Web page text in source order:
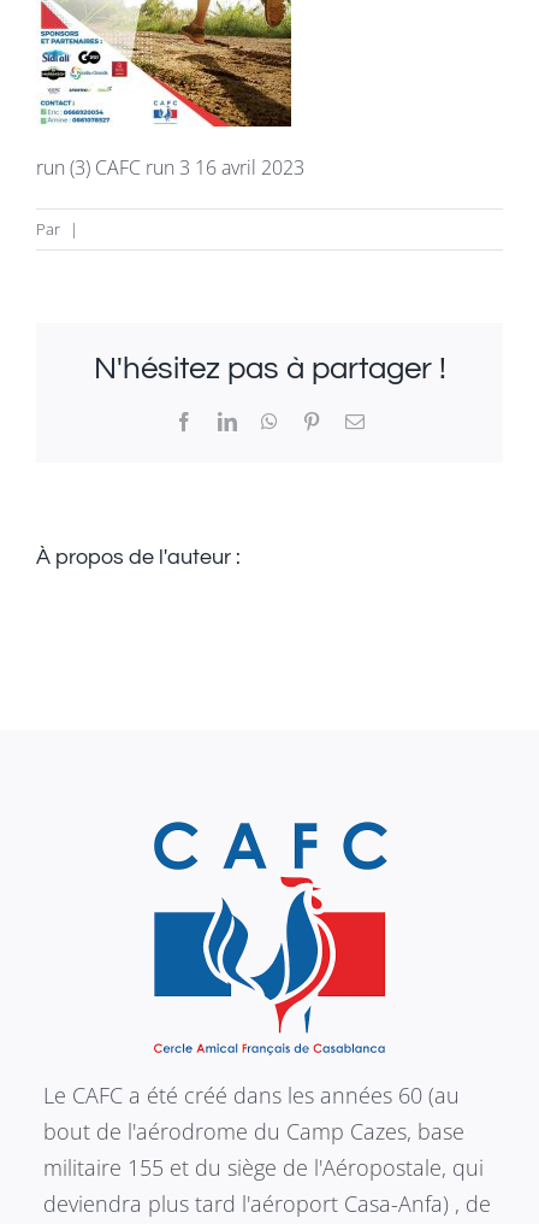
La revue
Newsletter
FAQ
Infos & Contacts
run (3) CAFC run 3 16 avril 2023
Par |
N'hésitez pas à partager !
FacebookLinkedInWhatsApp
PinterestEmail
À propos de l'auteur :
Le CAFC a été créé dans les années 60 (au
bout de l'aérodrome du Camp Cazes, base
militaire 155 et du siège de l'Aéropostale, qui
deviendra plus tard l'aéroport Casa-Anfa) , de